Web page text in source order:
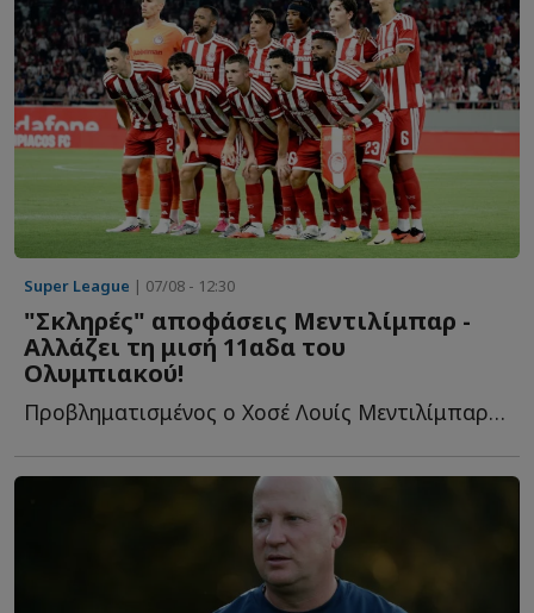
Super League | 07/08 - 12:30
"Σκληρές" αποφάσεις Μεντιλίμπαρ -
Αλλάζει τη μισή 11αδα του
Ολυμπιακού!
Προβληματισμένος ο Χοσέ Λουίς Μεντιλίμπαρ από το πρώτο π...